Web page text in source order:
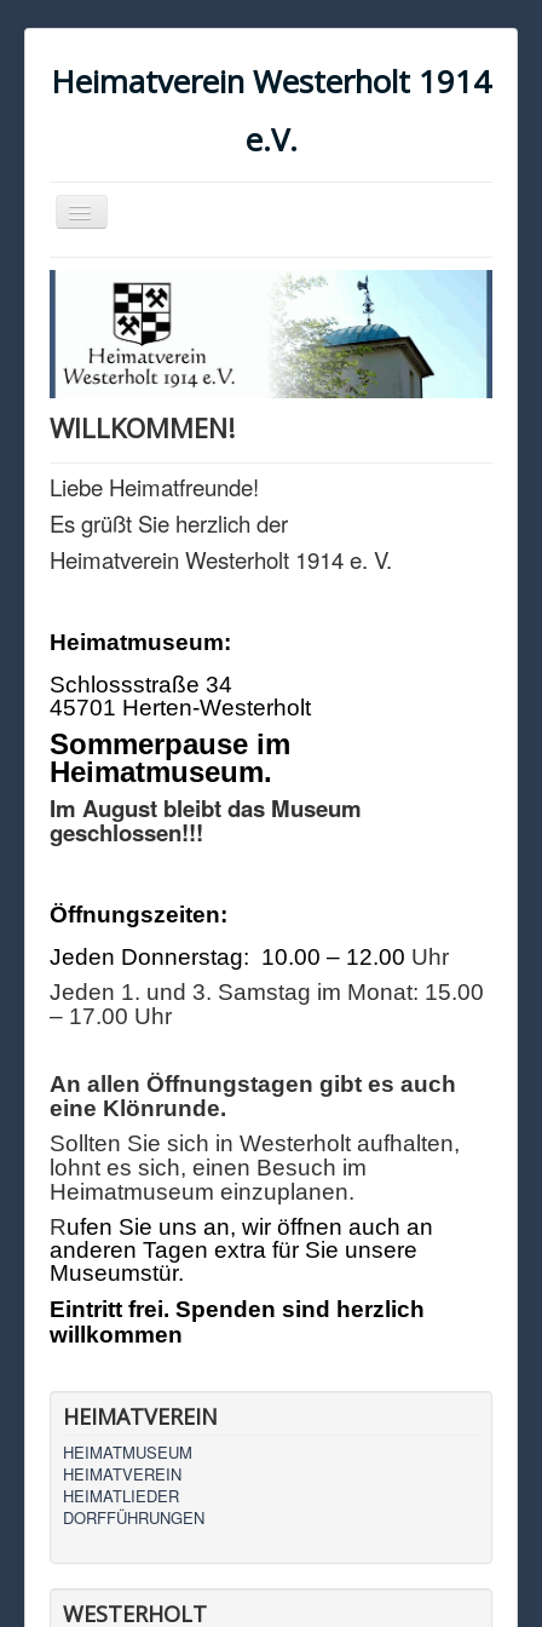
Heimatverein Westerholt 1914
e.V.
Navigation
an/aus
KONTAKT
IMPRESSUM
DATENSCHUTZ
WILLKOMMEN!
Liebe Heimatfreunde!
Es grüßt Sie herzlich der
Heimatverein Westerholt 1914 e. V.
Heimatmuseum:
Schlossstraße 34
45701 Herten-Westerholt
Sommerpause im
Heimatmuseum.
Im August bleibt das Museum
geschlossen!!!
Öffnungszeiten:
Jeden Donnerstag: 10.00 – 12.00 Uhr
Jeden 1. und 3. Samstag im Monat: 15.00
– 17.00 Uhr
An allen Öffnungstagen gibt es auch
eine Klönrunde.
Sollten Sie sich in Westerholt aufhalten,
lohnt es sich, einen Besuch im
Heimatmuseum einzuplanen.
Rufen Sie uns an, wir öffnen auch an
anderen Tagen extra für Sie unsere
Museumstür.
Eintritt frei. Spenden sind herzlich
willkommen
HEIMATVEREIN
HEIMATMUSEUM
HEIMATVEREIN
HEIMATLIEDER
DORFFÜHRUNGEN
WESTERHOLT